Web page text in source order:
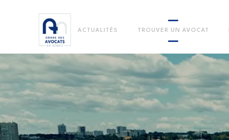
ACTUALITÉS TROUVER UN AVOCAT